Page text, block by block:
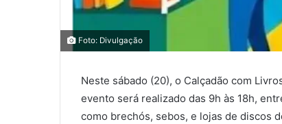
Foto: Divulgação
Neste sábado (20), o Calçadão com
evento será realizado das 9h às 18h,
como brechós, sebos, e lojas de discos
COMPARTILHAMENTOS